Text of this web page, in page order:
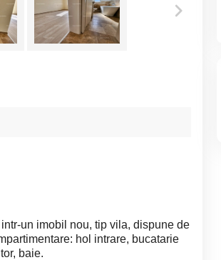
un imobil nou, tip vila, dispune de
hol intrare, bucatarie
baie.